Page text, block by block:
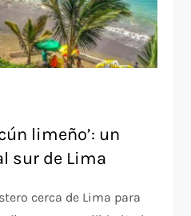
limeño’: un
sur de Lima
cerca de Lima para